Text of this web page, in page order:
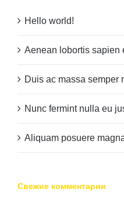
Hello world!
Aenean lobortis sapien
Duis ac massa semper
Nunc fermint nulla eu
Aliquam posuere
Свежие комментарии